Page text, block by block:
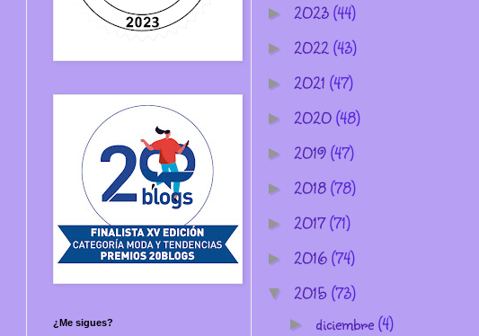
¿Me sigues?
► 2023(44)
► 2022(43)
► 2021 (47)
► 2020(48)
► 2019(47)
► 2018(78)
► 2017(71)
► 2016(74)
▼ 2015(73)
► diciembre(4)